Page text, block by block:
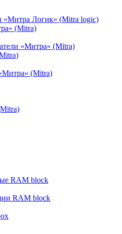
«Митра Логик» (Mitra logic)
(Mitra)
«Митра» (Mitra)
(Mitra)
RAM block
RAM block